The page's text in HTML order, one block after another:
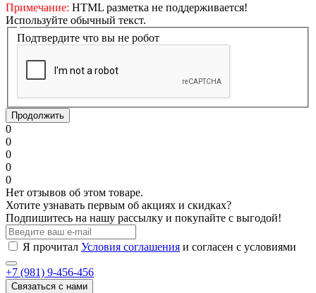
Примечание: HTML разметка не поддерживается!
Используйте обычный текст.
Подтвердите что вы не робот
Продолжить
0
0
0
0
0
Нет отзывов об этом товаре.
Хотите узнавать первым об акциях и скидках?
Подпишитесь на нашу рассылку и покупайте с выгодой!
Я прочитал Условия соглашения и согласен с условиями
+7 (981) 9-456-456
Связаться с нами